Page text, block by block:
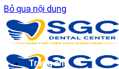
Bỏ qua nội dung
Trang chủ